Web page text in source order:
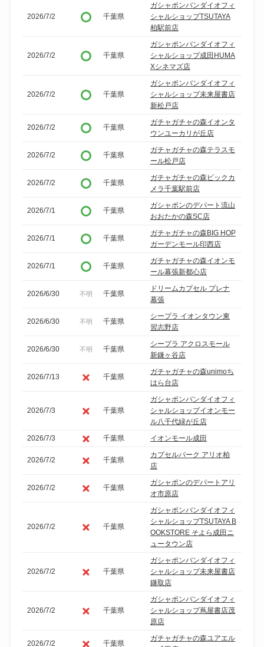
2026/7/2 千葉県
ガシャポンバンダイオフィ
シャルショップTSUTAYA
柏駅前店
2026/7/2 千葉県
ガシャポンバンダイオフィ
シャルショップ成田HUMA
Xシネマズ店
2026/7/2 千葉県
ガシャポンバンダイオフィ
シャルショップ未来屋書店
新松戸店
2026/7/2 千葉県
ガチャガチャの森イオンタ
ウンユーカリが丘店
2026/7/2 千葉県
ガチャガチャの森テラスモ
ール松戸店
2026/7/2 千葉県
ガチャガチャの森ビックカ
メラ千葉駅前店
2026/7/1 千葉県
ガシャポンのデパート流山
おおたかの森SC店
2026/7/1 千葉県
ガチャガチャの森BIG HOP
ガーデンモール印西店
2026/7/1 千葉県
ガチャガチャの森イオンモ
ール幕張新都心店
2026/6/30 不明 千葉県
ドリームカプセル プレナ
幕張
2026/6/30 不明 千葉県
シープラ イオンタウン東
習志野店
2026/6/30 不明 千葉県
シープラ アクロスモール
新鎌ヶ谷店
2026/7/13 千葉県
ガチャガチャの森unimoち
はら台店
2026/7/3 千葉県
ガシャポンバンダイオフィ
シャルショップイオンモー
ル八千代緑が丘店
2026/7/3
千葉県 イオンモール成田
2026/7/2 千葉県
カプセルパーク アリオ柏
店
2026/7/2 千葉県
ガシャポンのデパートアリ
オ市原店
2026/7/2 千葉県
ガシャポンバンダイオフィ
シャルショップTSUTAYA B
OOKSTORE そよら成田ニ
ュータウン店
2026/7/2 千葉県
ガシャポンバンダイオフィ
シャルショップ未来屋書店
鎌取店
2026/7/2 千葉県
ガシャポンバンダイオフィ
シャルショップ蔦屋書店茂
原店
2026/7/2 千葉県
ガチャガチャの森ユアエル